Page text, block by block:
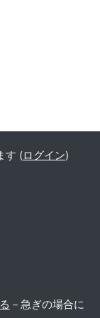
す (ログイン)
－急ぎの場合に